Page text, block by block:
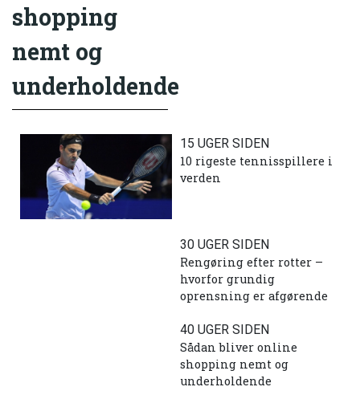
shopping
nemt og
underholdende
15 UGER SIDEN
10 rigeste tennisspillere i
verden
30 UGER SIDEN
Rengøring efter rotter –
hvorfor grundig
oprensning er afgørende
40 UGER SIDEN
Sådan bliver online
shopping nemt og
underholdende